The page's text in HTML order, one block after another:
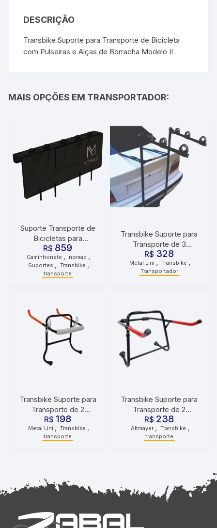
DESCRIÇÃO
Transbike Suporte para Transporte de Bicicleta
com Pulseiras e Alças de Borracha Modelo II
MAIS OPÇÕES EM TRANSPORTADOR:
Suporte Transporte de
Bicicletas para
Caminhonetes Truckpad
Nomad Protetor
Caçamba G
R$ 859
Caminhonete nomad
Suportes Transbike
transporte
Transbike Suporte para
Transporte de 3
Bicicletas com Alças de
Borracha em U para
Engate Bola
R$ 328
Metal Lini , Transbike ,
Transportador
Transbike Suporte para
Transporte de 2
Bicicletas Metal Lini
R$ 198
Metal Lini Transbike
transporte
Transbike Suporte para
Transporte de 2
Bicicletas para Mala
R$ 238
Altmayer Transbike
transporte